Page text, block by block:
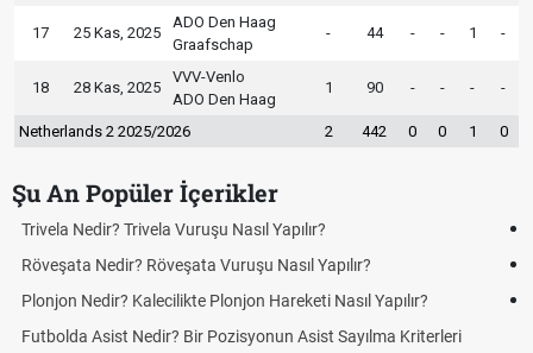
17 25 Kas, 2025
ADO Den Haag
Graafschap
- 44 - - 1 -
18 28 Kas, 2025
VVV-Venlo
ADO Den Haag
1 90 - - - -
Netherlands 2 2025/2026 2 442 0 0 1 0
Şu An Popüler İçerikler
Bonservis Nedir? Futbolda Bonservis Sistemi Nasıl İşler?
Jübile Maçı Nedir? Futbolda Jübile Yapmak Ne Anlama Gelir?
Futbolda Averaj Nedir? Genel Averaj ve İkili Averaj Arasındaki